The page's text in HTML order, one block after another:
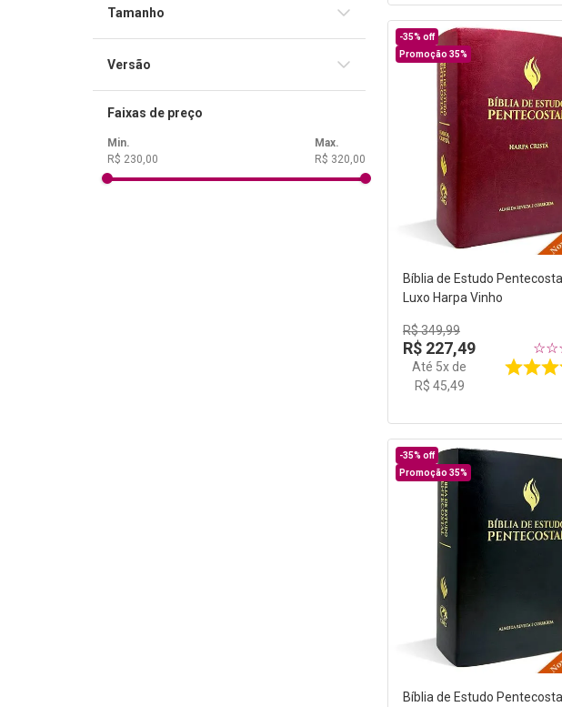
Tamanho
Média
Versão
Faixas de preço
R$ 230,00 R$ 320,00
-35% off
Promoção 35%
Bíblia de Estudo Pentecostal
Luxo Harpa Vinho
R$349,99
R$ 227,49
Até 5x de
R$ 45,49
☆☆
-35% off
Promoção 35%
Bíblia de Estudo